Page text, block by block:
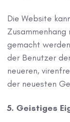
Die Website
gemacht
der Benutzer
neueren,
der neuesten
5. Geistiges